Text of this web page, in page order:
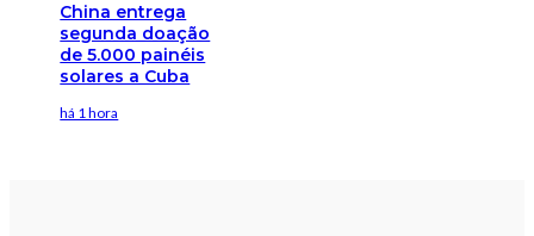
China entrega
segunda doação
de 5.000 painéis
solares a Cuba
há 1 hora